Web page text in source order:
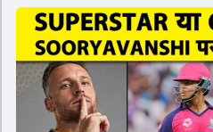
पटेल इस रेस में काफी पीछे हैं, जबकि संजू
दौड़ से बाहर हैं। आगामी सीरीज के लिए
टीम में शामिल किया जाएगा, जबकि
होंगे। इसके अलावा नीतीश रेड्डी को
अगरकर की अगुवाई वाली चयन समिति और
कप और 2028 ओलंपिक के लिए लंबी